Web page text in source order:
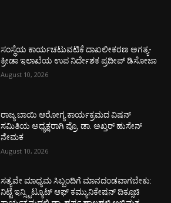
ಸಂಸ್ಥೆಯ ಕಾರ್ಯಚಟುವಟಿಕೆ ದಾಖಲೀಕರಣ ಅಗತ್ಯ-
ಕ್ರೀಡಾ ಇಲಾಖೆಯ ಉಪ ನಿರ್ದೇಶಕ ಪ್ರದೀಪ್ ಡಿಸೋಜಾ
August 10, 2026
ರಾಜ್ಯ ಬಾಯಿ ಆರೋಗ್ಯ ಕಾರ್ಯಕ್ರಮದ ವಿಷನ್
ಸಮಿತಿಯ ಅಧ್ಯಕ್ಷರಾಗಿ ಪ್ರೊ. ಡಾ. ಅಖ್ತರ್ ಹುಸೇನ್
ನೇಮಕ
August 10, 2026
ಸತ್ಯವೇ ಮಾಧ್ಯಮ ಸಿಬ್ಬಂದಿಗೆ ಮಾನದಂಡವಾಗಬೇಕು:
ನಿಟ್ಟೆ ಇನ್ಸ್ಟಿಟ್ಯೂಟ್ ಆಫ್ ಕಮ್ಯುನಿಕೇಷನ್ ದಿಕ್ಸೂಚಿ